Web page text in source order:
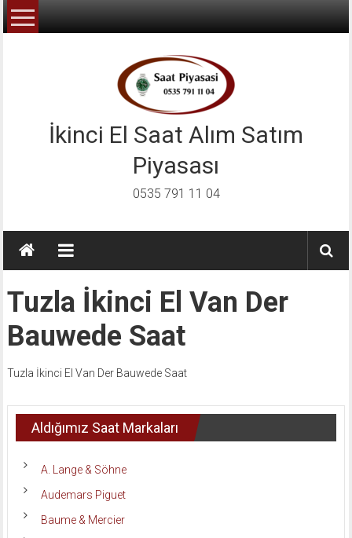
İçeriğe
geç
İkinci El Saat Alım Satım
Piyasası
0535 791 11 04
Tuzla İkinci El Van Der
Bauwede Saat
Tuzla İkinci El Van Der Bauwede Saat
Aldığımız Saat Markaları
A. Lange & Söhne
Audemars Piguet
Baume & Mercier